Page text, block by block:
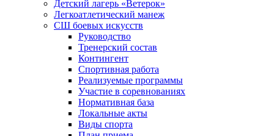
Детский лагерь «Ветерок»
Легкоатлетический манеж
СШ боевых искусств
Руководство
Тренерский состав
Контингент
Спортивная работа
Реализуемые программы
Участие в соревнованиях
Нормативная база
Локальные акты
Виды спорта